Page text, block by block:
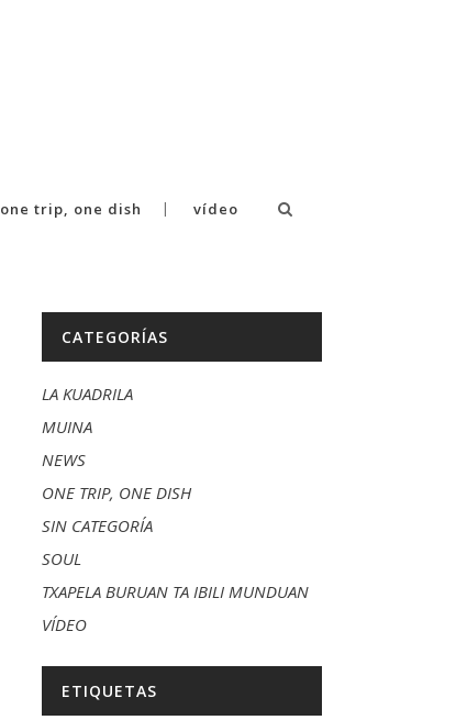
one trip, one dish vídeo
CATEGORÍAS
LA KUADRILA
MUINA
NEWS
ONE TRIP, ONE DISH
SIN CATEGORÍA
SOUL
TXAPELA BURUAN TA IBILI MUNDUAN
VÍDEO
ETIQUETAS